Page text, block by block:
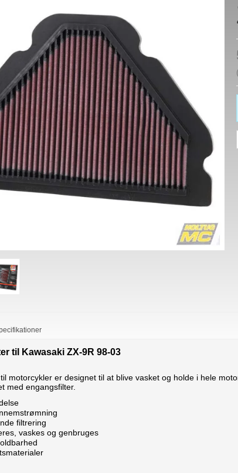
til Kawasaki ZX-9R 98-03
motorcykler er designet til at blive vasket og holde i hele
med engangsfilter.
filtrering
vaskes og genbruges